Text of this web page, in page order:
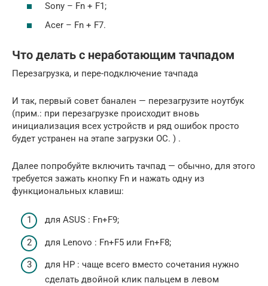
Sony – Fn + F1;
Асеr – Fn + F7.
Что делать с неработающим тачпадом
Перезагрузка, и пере-подключение тачпада
И так, первый совет банален — перезагрузите ноутбук
(прим.: при перезагрузке происходит вновь
инициализация всех устройств и ряд ошибок просто
будет устранен на этапе загрузки ОС. ) .
Далее попробуйте включить тачпад — обычно, для этого
требуется зажать кнопку Fn и нажать одну из
функциональных клавиш:
для ASUS : Fn+F9;
для Lenovo : Fn+F5 или Fn+F8;
для HP : чаще всего вместо сочетания нужно
сделать двойной клик пальцем в левом